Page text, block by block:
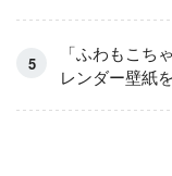
「ふわもこち
レンダー壁紙